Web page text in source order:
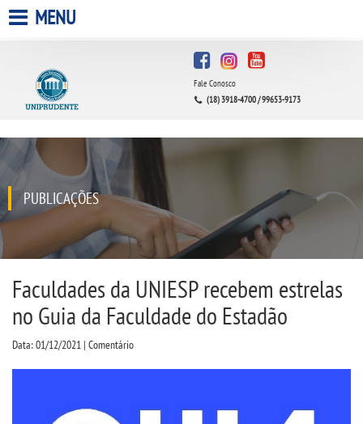
A UNIPRUDENTE
QUEM SOMOS
INFRAESTRUTURA
BIBLIOTECA
CPA
PROUNI
MENU
Fale Conosco
(18) 3918-4700 / 99653-9173
PUBLICAÇÕES
Faculdades da UNIESP recebem estrelas
no Guia da Faculdade do Estadão
Data: 01/12/2021 | Comentário